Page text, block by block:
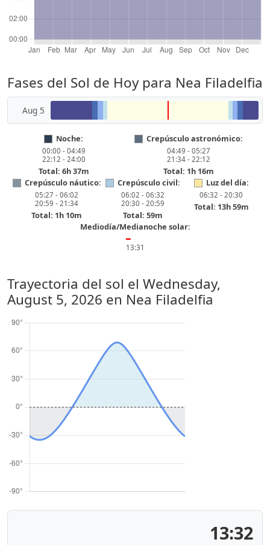
Fases del Sol de Hoy para Nea Filadelfia
Aug 5
Noche:
00:00 - 04:49
22:12 - 24:00
Total: 6h 37m
Crepúsculo astronómico:
04:49 - 05:27
21:34 - 22:12
Total: 1h 16m
Crepúsculo náutico:
05:27 - 06:02
20:59 - 21:34
Total: 1h 10m
Crepúsculo civil:
06:02 - 06:32
20:30 - 20:59
Total: 59m
Luz del día:
06:32 - 20:30
Total: 13h 59m
Mediodía/Medianoche solar:
━
13:31
Trayectoria del sol el Wednesday,
August 5, 2026 en Nea Filadelfia
13:32